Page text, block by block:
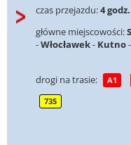
czas przejazdu:4
główne miejscowości:
-Włocławek- Kutno-
drogi na trasie: A1
735